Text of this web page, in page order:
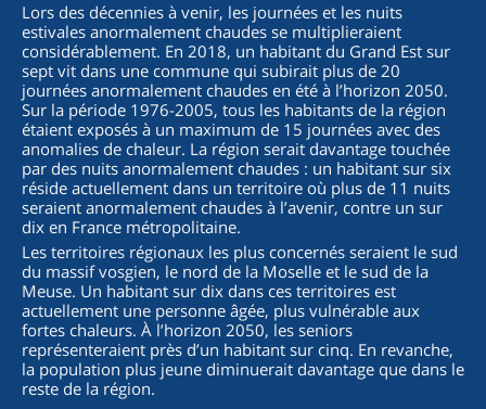
Lors des décennies à venir, les journées et les nuits
estivales anormalement chaudes se multiplieraient
considérablement. En 2018, un habitant du Grand Est sur
sept vit dans une commune qui subirait plus de 20
journées anormalement chaudes en été à l’horizon 2050.
Sur la période 1976-2005, tous les habitants de la région
étaient exposés à un maximum de 15 journées avec des
anomalies de chaleur. La région serait davantage touchée
par des nuits anormalement chaudes : un habitant sur six
réside actuellement dans un territoire où plus de 11 nuits
seraient anormalement chaudes à l’avenir, contre un sur
dix en France métropolitaine.
Les territoires régionaux les plus concernés seraient le sud
du massif vosgien, le nord de la Moselle et le sud de la
Meuse. Un habitant sur dix dans ces territoires est
actuellement une personne âgée, plus vulnérable aux
fortes chaleurs. À l’horizon 2050, les seniors
représenteraient près d’un habitant sur cinq. En revanche,
la population plus jeune diminuerait davantage que dans le
reste de la région.